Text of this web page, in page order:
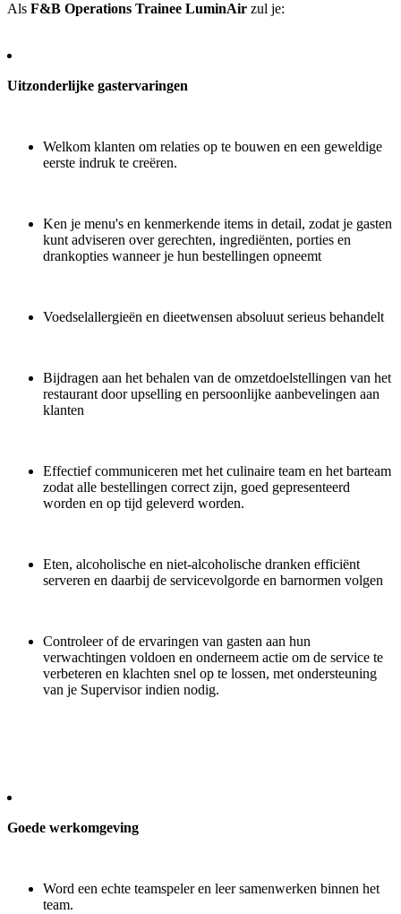
Als F&B Operations Trainee LuminAir zul je:
Uitzonderlijke gastervaringen
Welkom klanten om relaties op te bouwen en een geweldige
eerste indruk te creëren.
Ken je menu's en kenmerkende items in detail, zodat je gasten
kunt adviseren over gerechten, ingrediënten, porties en
drankopties wanneer je hun bestellingen opneemt
Voedselallergieën en dieetwensen absoluut serieus behandelt
Bijdragen aan het behalen van de omzetdoelstellingen van het
restaurant door upselling en persoonlijke aanbevelingen aan
klanten
Effectief communiceren met het culinaire team en het barteam
zodat alle bestellingen correct zijn, goed gepresenteerd
worden en op tijd geleverd worden.
Eten, alcoholische en niet-alcoholische dranken efficiënt
serveren en daarbij de servicevolgorde en barnormen volgen
Controleer of de ervaringen van gasten aan hun
verwachtingen voldoen en onderneem actie om de service te
verbeteren en klachten snel op te lossen, met ondersteuning
van je Supervisor indien nodig.
Goede werkomgeving
Word een echte teamspeler en leer samenwerken binnen het
team.